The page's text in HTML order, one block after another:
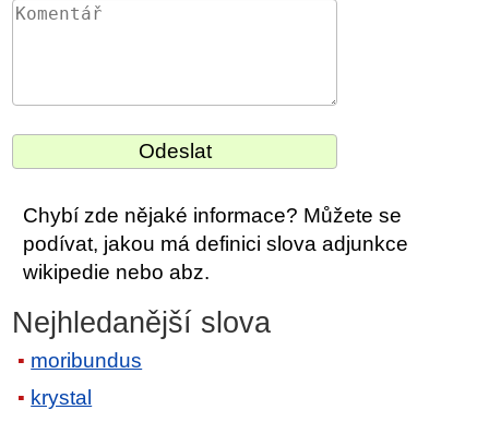
Chybí zde nějaké informace? Můžete se
podívat, jakou má definici slova adjunkce
wikipedie nebo abz.
Nejhledanější slova
moribundus
krystal